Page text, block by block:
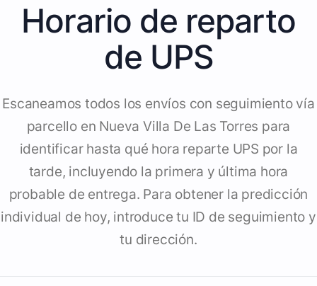
Horario de reparto
de UPS
Escaneamos todos los envíos con seguimiento vía
parcello en Nueva Villa De Las Torres para
identificar hasta qué hora reparte UPS por la
tarde, incluyendo la primera y última hora
probable de entrega. Para obtener la predicción
individual de hoy, introduce tu ID de seguimiento y
tu dirección.